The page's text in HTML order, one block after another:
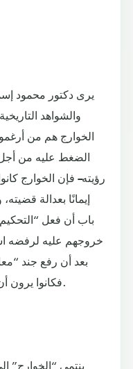
يرى دكتور محمود
والشواهد
الخوارج هم من
الضغط عليه من
رؤيته– فإن الخوارج
إيمانًا بعدالة
باب أن فعل
خروجهم عليه لرفضه
بعد أن رفع جند
فكانوا يرون أن هذا الفعل “استغفالًا” لجيش علي.
ينتمي “الخوارج”